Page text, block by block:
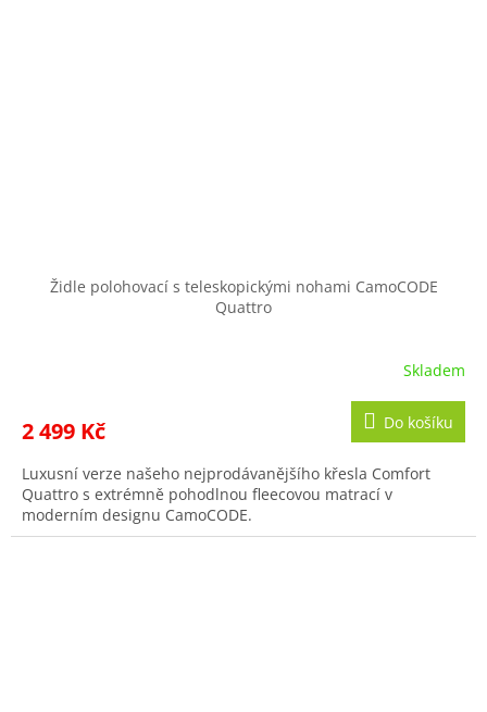
Židle polohovací s teleskopickými nohami CamoCODE
Quattro
Skladem
2 499 Kč Do košíku
Luxusní verze našeho nejprodávanějšího křesla Comfort
Quattro s extrémně pohodlnou fleecovou matrací v
moderním designu CamoCODE.